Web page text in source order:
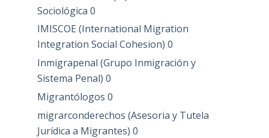
Sociológica 0
IMISCOE (International Migration
Integration Social Cohesion) 0
Inmigrapenal (Grupo Inmigración y
Sistema Penal) 0
Migrantólogos 0
migrarconderechos (Asesoria y Tutela
Jurídica a Migrantes) 0